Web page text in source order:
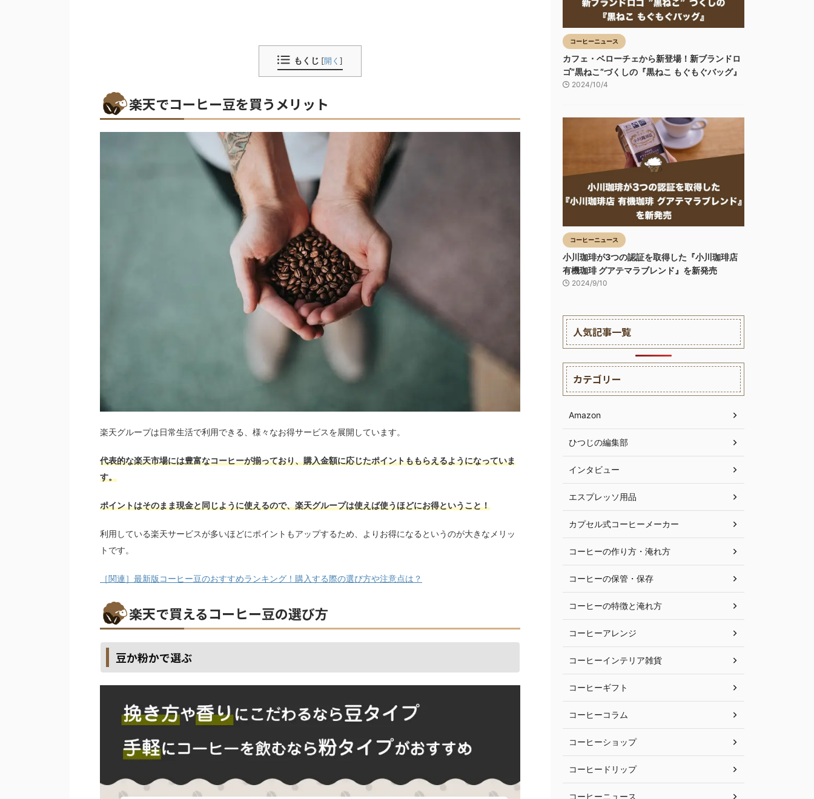
もくじ [開く ]
楽天でコーヒー豆を買うメリット
楽天グループは日常生活で利用できる、様々なお得サービスを展開しています。
代表的な楽天市場には豊富なコーヒーが揃っており、購入金額に応じたポイントももらえるようになっていま
す。
ポイントはそのまま現金と同じように使えるので、楽天グループは使えば使うほどにお得ということ！
利用している楽天サービスが多いほどにポイントもアップするため、よりお得になるというのが大きなメリッ
トです。
［関連］最新版コーヒー豆のおすすめランキング！購入する際の選び方や注意点は？
楽天で買えるコーヒー豆の選び方
豆か粉かで選ぶ
コーヒーニュース
カフェ・ベローチェから新登場！新ブランドロ
ゴ”黒ねこ”づくしの『黒ねこ もぐもぐバッグ』
2024/10/4
コーヒーニュース
小川珈琲が3つの認証を取得した『小川珈琲店
有機珈琲 グアテマラブレンド』を新発売
2024/9/10
人気記事一覧
カテゴリー
Amazon
ひつじの編集部
インタビュー
エスプレッソ用品
カプセル式コーヒーメーカー
コーヒーの作り方・淹れ方
コーヒーの保管・保存
コーヒーの特徴と淹れ方
コーヒーアレンジ
コーヒーインテリア雑貨
コーヒーギフト
コーヒーコラム
コーヒーショップ
コーヒードリップ
コーヒーニュース